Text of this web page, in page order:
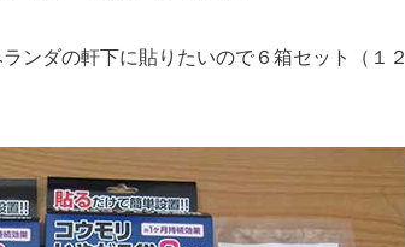
ンダの軒下に貼りたいので６箱セット（１２